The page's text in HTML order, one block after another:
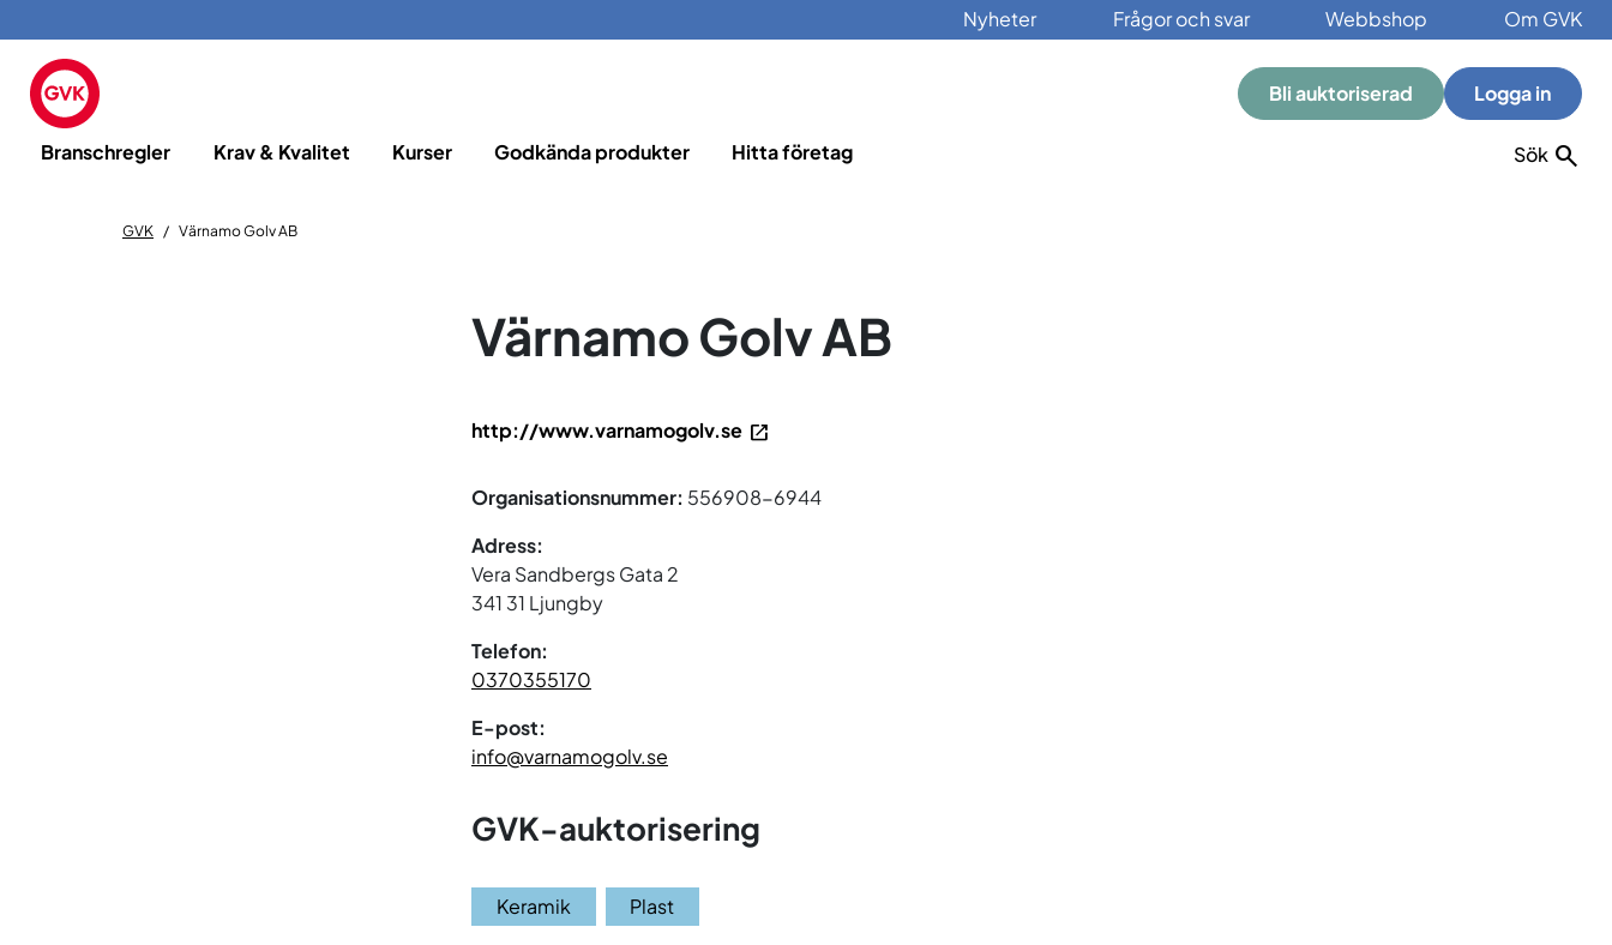
Nyheter Frågor och svar Webbshop Om GVK
Branschregler Krav & Kvalitet Kurser Godkända produkter Hitta företag
Bli auktoriserad Logga in
Sök
GVK Värnamo Golv AB
Värnamo Golv AB
http://www.varnamogolv.se
Organisationsnummer: 556908-6944
Adress:
Vera Sandbergs Gata 2
341 31 Ljungby
Telefon:
0370355170
E-post:
info@varnamogolv.se
GVK-auktorisering
Keramik Plast